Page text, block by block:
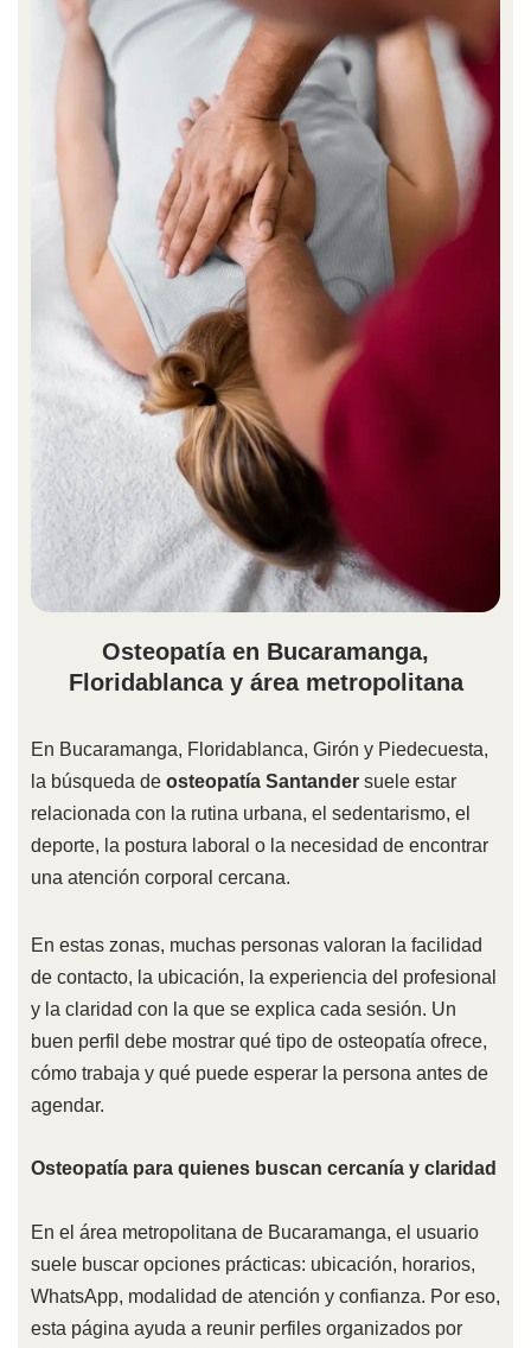
Osteopatía en Bucaramanga,
Floridablanca y área metropolitana
En Bucaramanga, Floridablanca, Girón y Piedecuesta,
la búsqueda de osteopatía Santandersuele estar
relacionada con la rutina urbana, el sedentarismo, el
deporte, la postura laboral o la necesidad de encontrar
una atención corporal cercana.
En estas zonas, muchas personas valoran la facilidad
de contacto, la ubicación, la experiencia del profesional
y la claridad con la que se explica cada sesión. Un
buen perfil debe mostrar qué tipo de osteopatía ofrece,
cómo trabaja y qué puede esperar la persona antes de
agendar.
Osteopatía para quienes buscan cercanía y claridad
En el área metropolitana de Bucaramanga, el usuario
suele buscar opciones prácticas: ubicación, horarios,
WhatsApp, modalidad de atención y confianza. Por eso,
esta página ayuda a reunir perfiles organizados por